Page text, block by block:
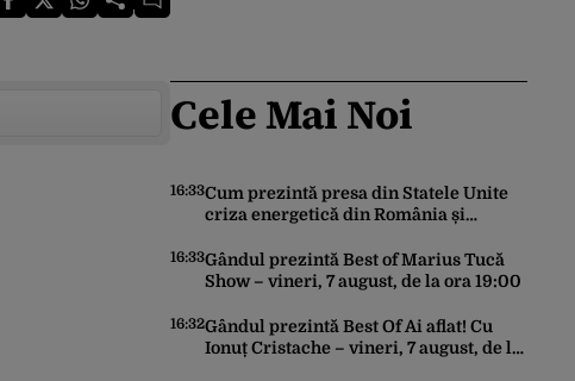
Cele Mai Noi
16:33Cum prezintă presa din Statele Unite
criza energetică din România și
economiile Europei
16:33Gândul prezintă Best of Marius Tucă
Show – vineri, 7 august, de la ora 19:00
16:32Gândul prezintă Best Of Ai aflat! Cu
Ionuț Cristache – vineri, 7 august, de la